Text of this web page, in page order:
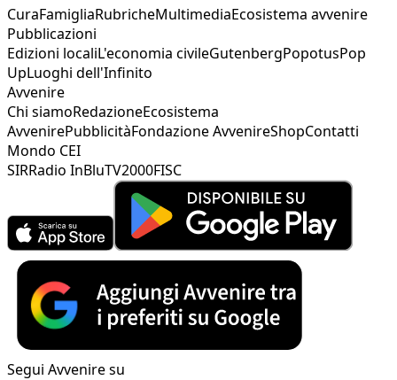
CuraFamigliaRubricheMultimediaEcosistema avvenire
Pubblicazioni
Edizioni localiL'economia civileGutenbergPopotusPop
UpLuoghi dell'Infinito
Avvenire
Chi siamoRedazioneEcosistema
AvvenirePubblicitàFondazione AvvenireShopContatti
Mondo CEI
SIRRadio InBluTV2000FISC
Segui Avvenire su